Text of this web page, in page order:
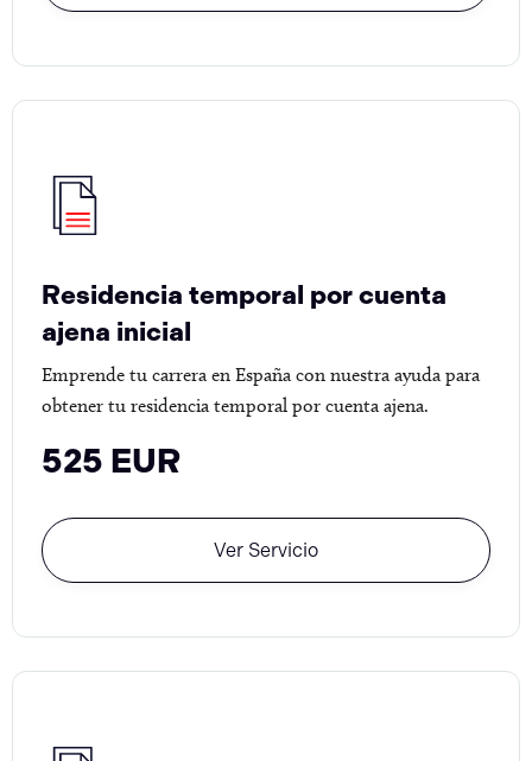
Residencia temporal por cuenta
ajena inicial
Emprende tu carrera en España con nuestra ayuda para
obtener tu residencia temporal por cuenta ajena.
525 EUR
Ver Servicio